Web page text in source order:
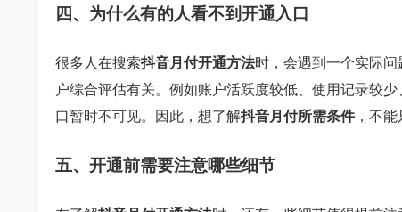
四、为什么有的人看不到开通入口
很多人在搜索抖音月付开通方法时，会遇到一个实际
户综合评估有关。例如账户活跃度较低、使用记录较
口暂时不可见。因此，想了解抖音月付所需条件，不能
五、开通前需要注意哪些细节